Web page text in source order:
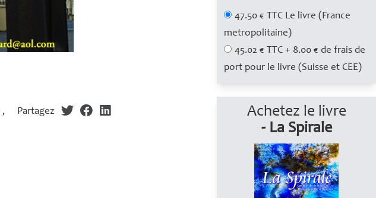
,
Partagez
47.50 € TTC Le livre (France
metropolitaine)
45.02 € TTC + 8.00 € de frais de
port pour le livre (Suisse et CEE)
Achetez le livre
- La Spirale